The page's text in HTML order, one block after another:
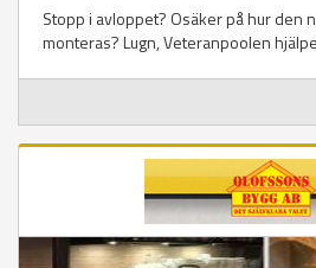
Stopp i avloppet? Osäker på hur den
monteras? Lugn, Veteranpoolen